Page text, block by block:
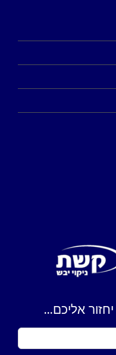
אליכם...